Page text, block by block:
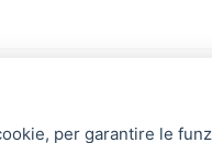
per garantire le